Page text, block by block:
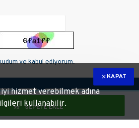
SEPETE EKLE
ve kabul ediyorum.
kullanılan markalara ait tüm materyallerin telif
KAPAT
hizmet verebilmek adına
kullanabilir.